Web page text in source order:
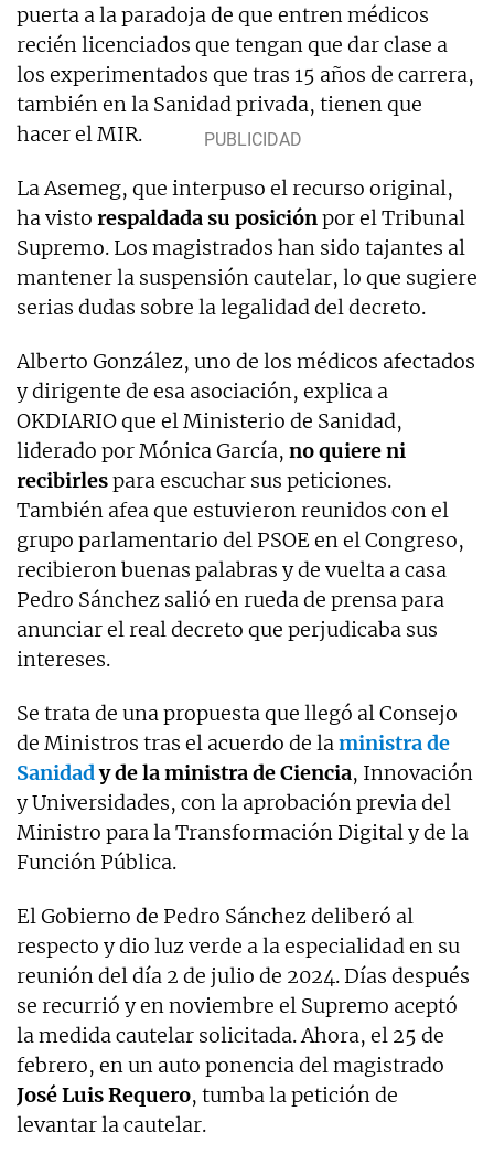
puerta a la paradoja de que entren médicos
recién licenciados que tengan que dar clase a
los experimentados que tras 15 años de carrera,
también en la Sanidad privada, tienen que
hacer el MIR.
La Asemeg, que interpuso el recurso original,
ha visto respaldada su posiciónpor el Tribunal
Supremo. Los magistrados han sido tajantes al
mantener la suspensión cautelar, lo que sugiere
serias dudas sobre la legalidad del decreto.
Alberto González, uno de los médicos afectados
y dirigente de esa asociación, explica a
OKDIARIO que el Ministerio de Sanidad,
liderado por Mónica García, no quiere ni
recibirlespara escuchar sus peticiones.
También afea que estuvieron reunidos con el
grupo parlamentario del PSOE en el Congreso,
recibieron buenas palabras y de vuelta a casa
Pedro Sánchez salió en rueda de prensa para
anunciar el real decreto que perjudicaba sus
intereses.
Se trata de una propuesta que llegó al Consejo
de Ministros tras el acuerdo de laministra de
Sanidady de la ministra de Ciencia, Innovación
y Universidades, con la aprobación previa del
Ministro para la Transformación Digital y de la
Función Pública.
El Gobierno de Pedro Sánchez deliberó al
respecto y dio luz verde a la especialidad en su
reunión del día 2 de julio de 2024. Días después
se recurrió y en noviembre el Supremo aceptó
la medida cautelar solicitada. Ahora, el 25 de
febrero, en un auto ponencia del magistrado
José Luis Requero, tumba la petición de
levantar la cautelar.